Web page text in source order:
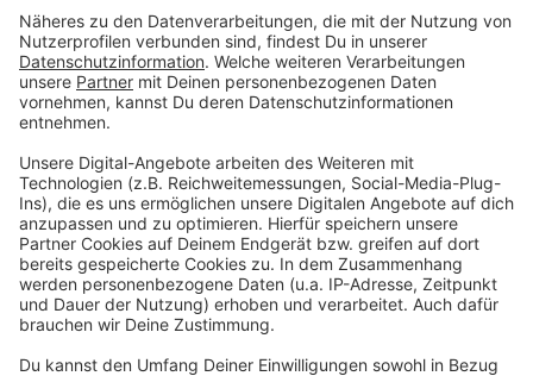
Anzeige
Die Sicherheitsmaßnahmen auf der Kö sorgen
zwischen Händlern, Streetworkern und der Stadt
kommt, bleibt abzuwarten.
Anzeige
Weitere Infos und Links zum Thema: